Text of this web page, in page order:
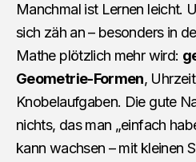
Manchmal ist Lernen leicht.
sich zäh an – besonders in
Mathe plötzlich mehr wird:
Geometrie-Formen,
Knobelaufgaben. Die gute
nichts, das man „einfach
kann wachsen – mit kleinen